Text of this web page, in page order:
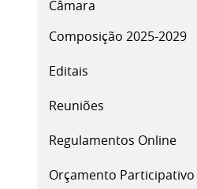
Câmara
Composição 2025-2029
Editais
Reuniões
Regulamentos Online
Orçamento Participativo